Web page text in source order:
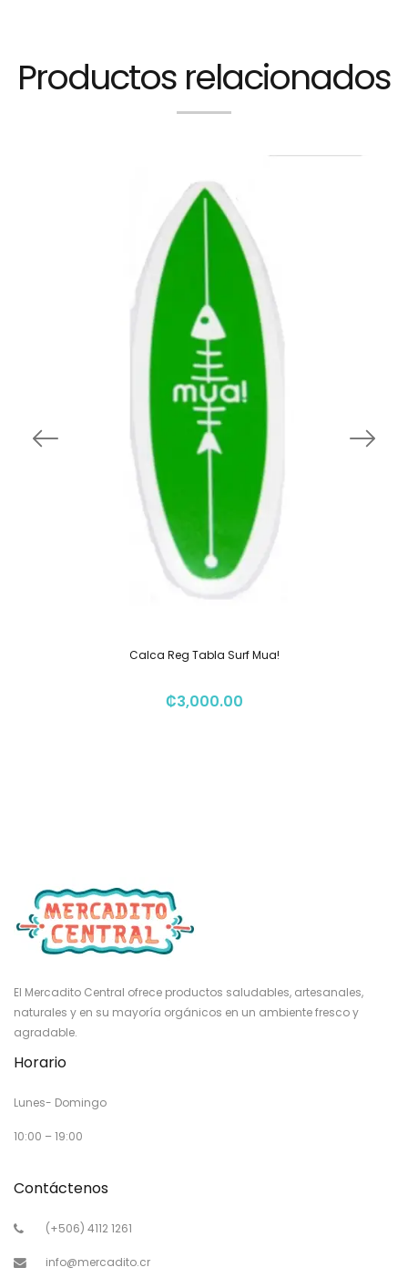
Productos relacionados
Calca Reg Tabla Surf Mua!
₡3,000.00
El Mercadito Central ofrece productos saludables, artesanales,
naturales y en su mayoría orgánicos en un ambiente fresco y
agradable.
Horario
Lunes- Domingo
10:00 – 19:00
Contáctenos
(+506) 4112 1261
info@mercadito.cr